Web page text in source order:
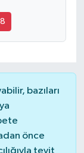
bazıları
önce